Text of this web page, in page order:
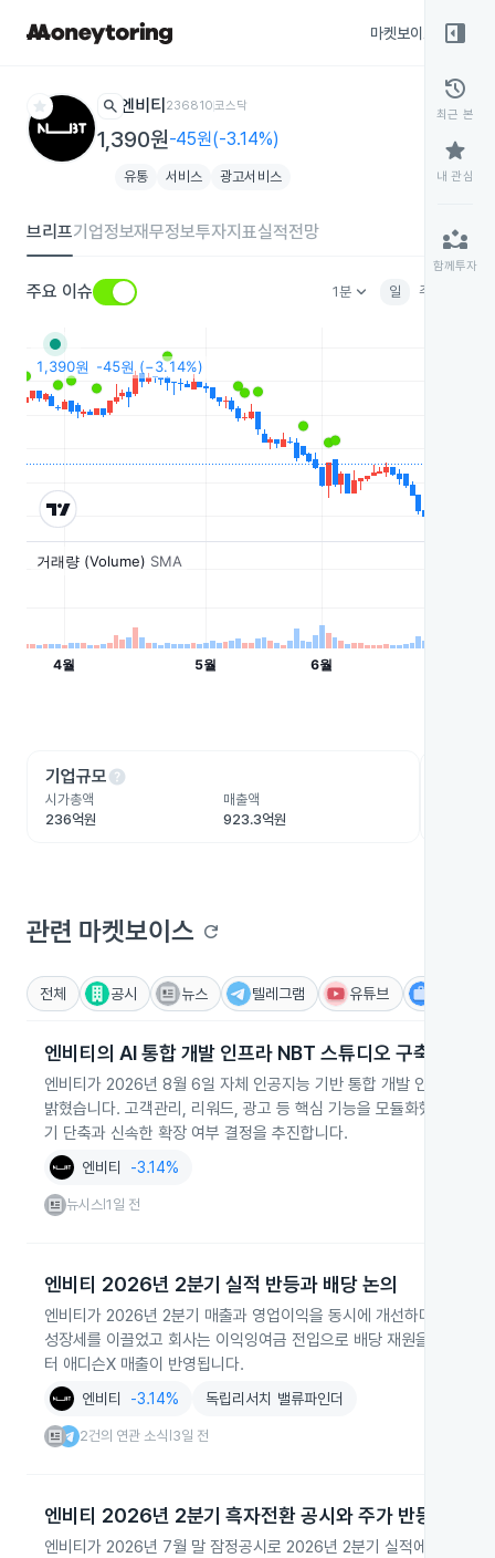
마켓보이스
star search 엔비티 236810코스닥
1,390원-45원(-3.14%)
유통 서비스 광고서비스
브리프기업정보재무정보투자지표실적전망
주요 이슈 1분keyboard_arrow_down 일 주
기업규모help
시가총액
236억원
매출액
923.3억원
관련 마켓보이스 refresh
전체 공시 뉴스 텔레그램 유튜브
엔비티의 AI 통합 개발 인프라 NBT 스튜디오 구축
엔비티가 2026년 8월 6일 자체 인공지능 기반 통합 개발 인프라
밝혔습니다. 고객관리, 리워드, 광고 등 핵심 기능을 모듈화했고 첫
기 단축과 신속한 확장 여부 결정을 추진합니다.
엔비티 -3.14%
뉴시스 |1일 전
엔비티 2026년 2분기 실적 반등과 배당 논의
엔비티가 2026년 2분기 매출과 영업이익을 동시에 개선하며 실적 반
성장세를 이끌었고 회사는 이익잉여금 전입으로 배당 재원을 확보해
터 애디슨X 매출이 반영됩니다.
엔비티 -3.14% 독립리서치 밸류파인더
2건의 연관 소식 3일 전
엔비티 2026년 2분기 흑자전환 공시와 주가 반등
엔비티가 2026년 7월 말 잠정공시로 2026년 2분기 실적에서 흑자
right_panel_open
history
최근 본
star
내 관심
partner_exchange
함께투자